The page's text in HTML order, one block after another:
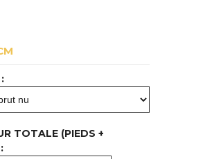
TOTALE (PIEDS +